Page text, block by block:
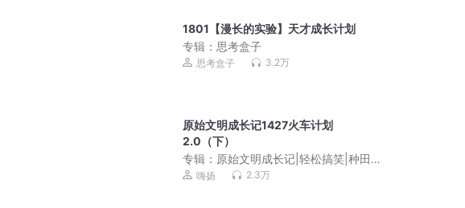
1801【漫长的实验】天才成长计划
专辑： 思考盒子
思考盒子 3.2万
原始文明成长记1427火车计划
2.0（下）
专辑： 原始文明成长记|轻松搞笑|种田争
霸有声剧
嗨扬 2.3万